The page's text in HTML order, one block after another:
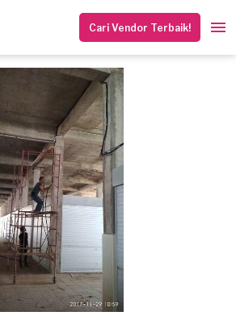
Cari Vendor Terbaik!